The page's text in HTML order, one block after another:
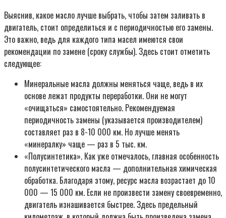
Выяснив, какое масло лучше выбрать, чтобы затем заливать в
двигатель, стоит определиться и с периодичностью его замены.
Это важно, ведь для каждого типа масел имеются свои
рекомендации по замене (сроку службы). Здесь стоит отметить
следующее:
Минеральные масла должны меняться чаще, ведь в их
основе лежат продукты переработки. Они не могут
«очищаться» самостоятельно. Рекомендуемая
периодичность замены (указывается производителем)
составляет раз в 8-10 000 км. Но лучше менять
«минералку» чаще — раз в 5 тыс. км.
«Полусинтетика». Как уже отмечалось, главная особенность
полусинтетического масла — дополнительная химическая
обработка. Благодаря этому, ресурс масла возрастает до 10
000 — 15 000 км. Если не произвести замену своевременно,
двигатель изнашивается быстрее. Здесь предельный